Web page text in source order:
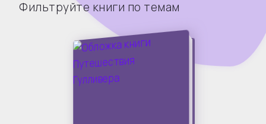
Фильтруйте книги по темам